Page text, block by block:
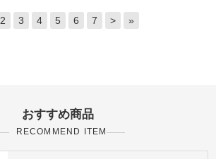
2 3 4 5 6 7 > »
おすすめ商品
RECOMMEND ITEM